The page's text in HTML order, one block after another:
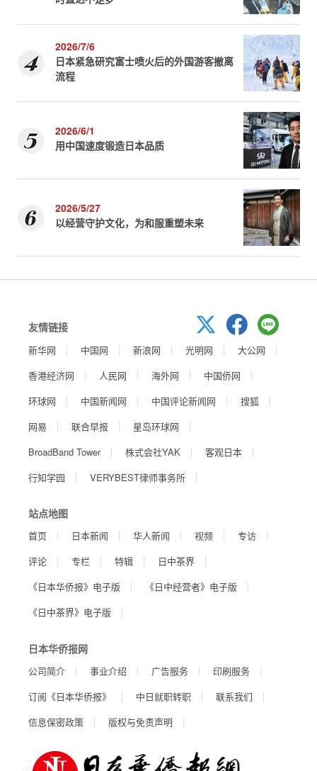
2026/7/6
日本紧急研究富士喷火后的外国游客撤离
流程
2026/6/1
用中国速度锻造日本品质
2026/5/27
以经营守护文化，为和服重塑未来
友情链接
新华网 中国网 新浪网 光明网
大公网
香港经济网
人民网 海外网
中国侨网
环球网
中国新闻网 中国评论新闻网
搜狐
网易
联合早报
星岛环球网
BroadBand Tower
株式会社YAK
客观日本
行知学园
VERYBEST律师事务所
站点地图
首页 日本新闻 华人新闻 视频
专访
评论
专栏 特辑
日中茶界
《日本华侨报》电子版
《日中经营者》电子版
《日中茶界》电子版
日本华侨报网
公司简介 事业介绍 广告服务
印刷服务
订阅《日本华侨报》
中日就职转职
联系我们
信息保密政策
版权与免责声明